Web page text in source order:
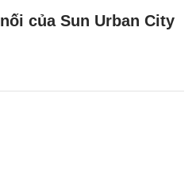
của Sun Urban City